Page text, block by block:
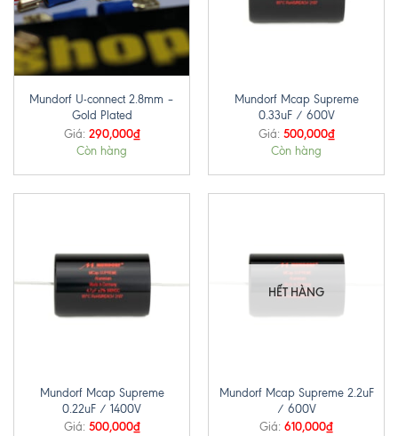
Mundorf U-connect 2.8mm –
Gold Plated
Giá: 290,000₫
Còn hàng
Mundorf Mcap Supreme
0.33uF / 600V
Giá: 500,000₫
Còn hàng
Mundorf Mcap Supreme
0.22uF / 1400V
Giá: 500,000₫
HẾT HÀNG
Mundorf Mcap Supreme 2.2uF
/ 600V
Giá: 610,000₫